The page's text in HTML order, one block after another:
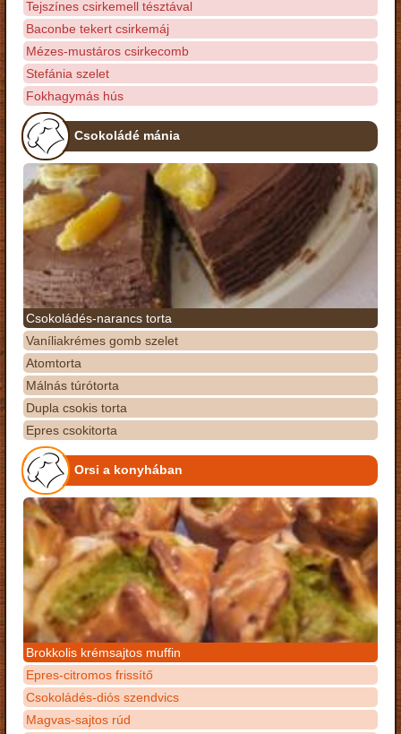
Tejszínes csirkemell tésztával
Baconbe tekert csirkemáj
Mézes-mustáros csirkecomb
Stefánia szelet
Fokhagymás hús
Csokoládé mánia
Csokoládés-narancs torta
Vaníliakrémes gomb szelet
Atomtorta
Málnás túrótorta
Dupla csokis torta
Epres csokitorta
Orsi a konyhában
Brokkolis krémsajtos muffin
Epres-citromos frissítő
Csokoládés-diós szendvics
Magvas-sajtos rúd